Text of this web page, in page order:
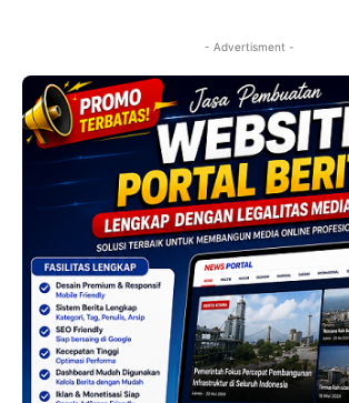
- Advertisment -